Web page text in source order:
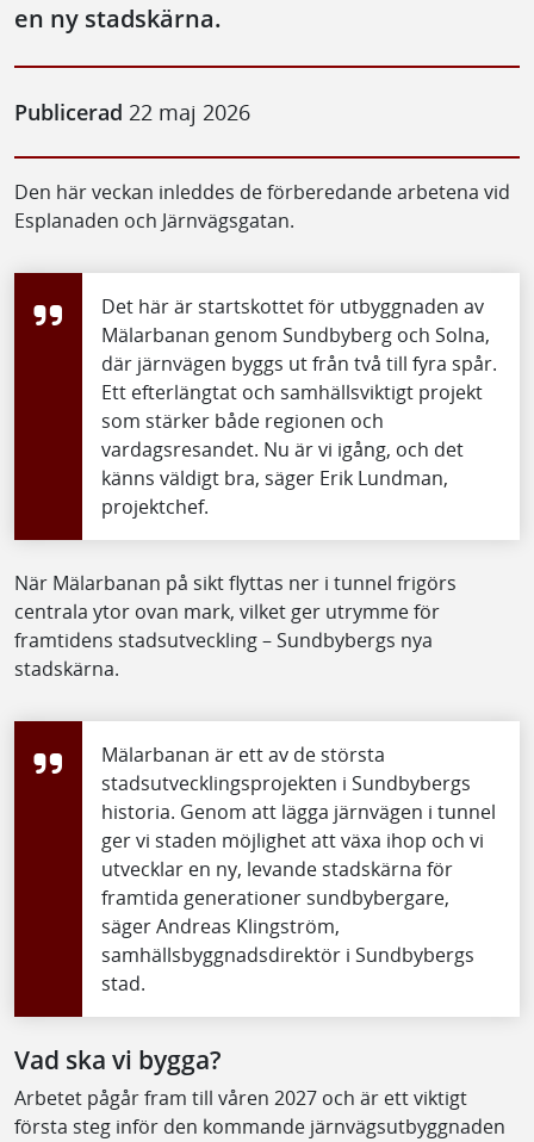
en ny stadskärna.
Publicerad 22 maj 2026
Den här veckan inleddes de förberedande arbetena vid
Esplanaden och Järnvägsgatan.
Det här är startskottet för utbyggnaden av
Mälarbanan genom Sundbyberg och Solna,
där järnvägen byggs ut från två till fyra spår.
Ett efterlängtat och samhällsviktigt projekt
som stärker både regionen och
vardagsresandet. Nu är vi igång, och det
känns väldigt bra, säger Erik Lundman,
projektchef.
När Mälarbanan på sikt flyttas ner i tunnel frigörs
centrala ytor ovan mark, vilket ger utrymme för
framtidens stadsutveckling – Sundbybergs nya
stadskärna.
Mälarbanan är ett av de största
stadsutvecklingsprojekten i Sundbybergs
historia. Genom att lägga järnvägen i tunnel
ger vi staden möjlighet att växa ihop och vi
utvecklar en ny, levande stadskärna för
framtida generationer sundbybergare,
säger Andreas Klingström,
samhällsbyggnadsdirektör i Sundbybergs
stad.
Vad ska vi bygga?
Arbetet pågår fram till våren 2027 och är ett viktigt
första steg inför den kommande järnvägsutbyggnaden